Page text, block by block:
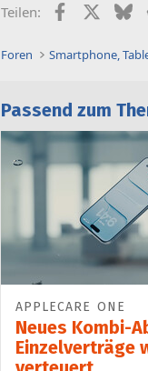
Teilen: Facebook
X
Foren Smartphone,
Passend zum
APPLECARE ONE
Neues Kombi-
Einzelverträge